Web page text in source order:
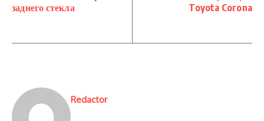
заднего стекла
Toyota Corona
Redactor